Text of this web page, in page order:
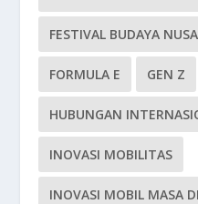
FESTIVAL BUDAYA
FORMULA E GEN Z
HUBUNGAN
INOVASI MOBILITAS
INOVASI MOBIL MASA